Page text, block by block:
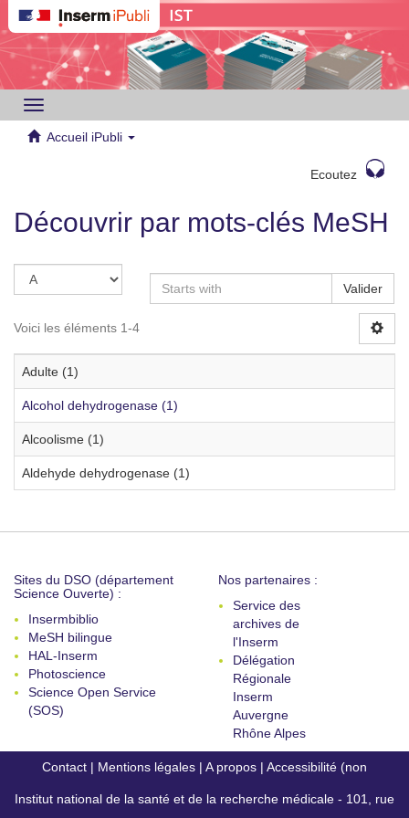
Toggle
navigation
Accueil iPubli
Ecoutez
Découvrir par mots-clés MeSH
Valider
Voici les éléments 1-4
Adulte (1)
Alcohol dehydrogenase (1)
Alcoolisme (1)
Aldehyde dehydrogenase (1)
Sites du DSO (département
Science Ouverte) :
Insermbiblio
MeSH bilingue
HAL-Inserm
Photoscience
Science Open Service
(SOS)
Nos partenaires :
Service des
archives de
l'Inserm
Délégation
Régionale
Inserm
Auvergne
Rhône Alpes
Contact | Mentions légales | A propos | Accessibilité (non
conforme)
Institut national de la santé et de la recherche médicale - 101, rue